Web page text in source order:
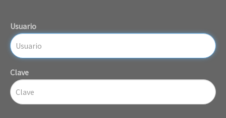
Usuario
Clave